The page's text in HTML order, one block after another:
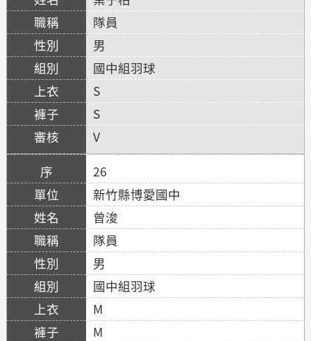
隊員
男
國中組羽球
S
S
V
26
新竹縣博愛國中
曾浚
隊員
男
國中組羽球
M
M